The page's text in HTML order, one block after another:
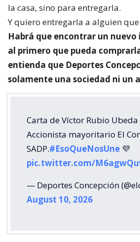
la casa, sino para entregarla.
Y quiero entregarla a alguien
Habrá que encontrar un
al primero que pueda
entienda que Deportes
solamente una sociedad ni un
Carta de Víctor Rubio Ubeda
Accionista mayoritario El
SADP.#EsoQueNosUne 💜
pic.twitter.com/
— Deportes Concepción
August 10, 2026